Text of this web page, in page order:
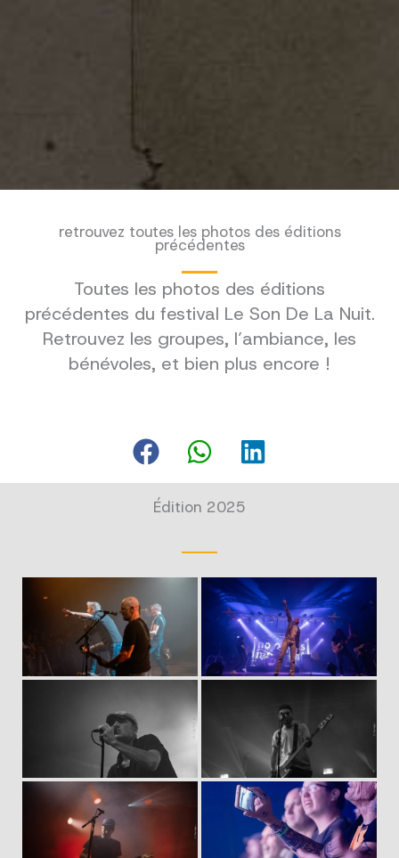
retrouvez toutes les photos des éditions
précédentes
Toutes les photos des éditions
précédentes du festival Le Son De La Nuit.
Retrouvez les groupes, l’ambiance, les
bénévoles, et bien plus encore !
Édition 2025